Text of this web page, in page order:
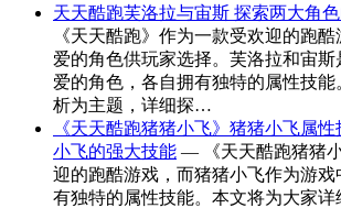
天天酷跑芙洛拉与宙斯 探索两大角
《天天酷跑》作为一款受欢迎的跑
爱的角色供玩家选择。芙洛拉和宙
爱的角色，各自拥有独特的属性技
析为主题，详细探…
《天天酷跑猪猪小飞》猪猪小飞属
小飞的强大技能 — 《天天酷跑猪猪
迎的跑酷游戏，而猪猪小飞作为游戏
有独特的属性技能。本文将为大家详